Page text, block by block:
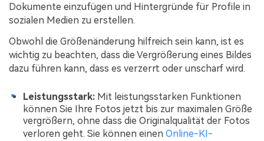
Dokumente einzufügen und Hintergründe für Profile in
sozialen Medien zu erstellen.
Obwohl die Größenänderung hilfreich sein kann, ist es
wichtig zu beachten, dass die Vergrößerung eines Bildes
dazu führen kann, dass es verzerrt oder unscharf wird.
Leistungsstark: Mit leistungsstarken Funktionen
können Sie Ihre Fotos jetzt bis zur maximalen Größe
vergrößern, ohne dass die Originalqualität der Fotos
verloren geht. Sie können einen Online-KI-